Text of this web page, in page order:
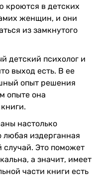
кроются в детских
женщин, и они
из замкнутого
детский психолог и
выход есть. В ее
опыт решения
опыте она
настолько
любая издерганная
случай. Это поможет
а значит, имеет
части книги есть